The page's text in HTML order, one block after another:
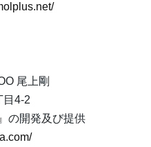
尾上剛
目4-2
の開発及び提供